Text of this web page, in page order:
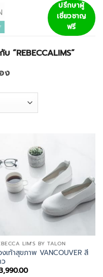
ปรึกษาผู้
เชี่ยวชาญ
ฟรี
“REBECCALIMS”
ง
LIM'S BY TALON
งเท้าสุขภาพ VANCOUVER สี
ว